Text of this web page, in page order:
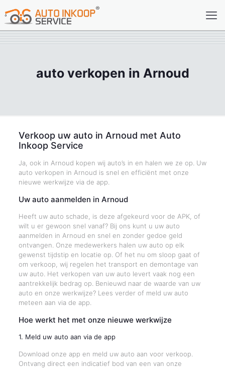
auto verkopen in Arnoud
Verkoop uw auto in Arnoud met Auto
Inkoop Service
Ja, ook in Arnoud kopen wij auto’s in en halen we ze op. Uw
auto verkopen in Arnoud is snel en efficiënt met onze
nieuwe werkwijze via de app.
Uw auto aanmelden in Arnoud
Heeft uw auto schade, is deze afgekeurd voor de APK, of
wilt u er gewoon snel vanaf? Bij ons kunt u uw auto
aanmelden in Arnoud en snel en zonder gedoe geld
ontvangen. Onze medewerkers halen uw auto op elk
gewenst tijdstip en locatie op. Of het nu om sloop gaat of
om verkoop, wij regelen het transport en demontage van
uw auto. Het verkopen van uw auto levert vaak nog een
aantrekkelijk bedrag op. Benieuwd naar de waarde van uw
auto en onze werkwijze? Lees verder of meld uw auto
meteen aan via de app.
Hoe werkt het met onze nieuwe werkwijze
1. Meld uw auto aan via de app
Download onze app en meld uw auto aan voor verkoop.
Ontvang direct een indicatief bod van een van onze